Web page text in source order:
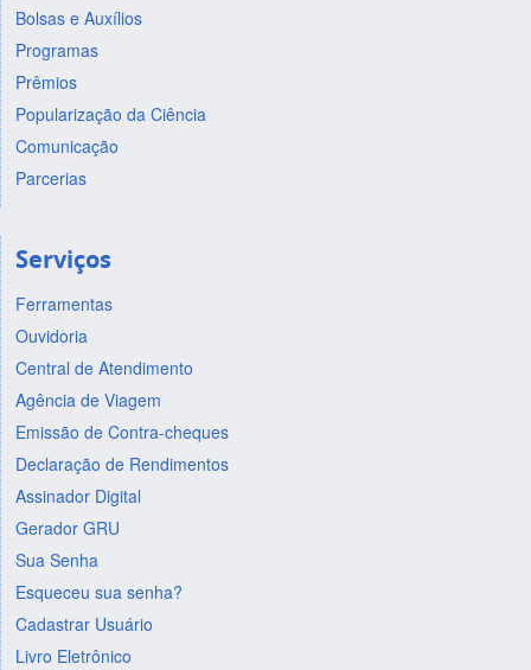
Bolsas e Auxílios
Programas
Prêmios
Popularização da Ciência
Comunicação
Parcerias
Serviços
Ferramentas
Ouvidoria
Central de Atendimento
Agência de Viagem
Emissão de Contra-cheques
Declaração de Rendimentos
Assinador Digital
Gerador GRU
Sua Senha
Esqueceu sua senha?
Cadastrar Usuário
Livro Eletrônico